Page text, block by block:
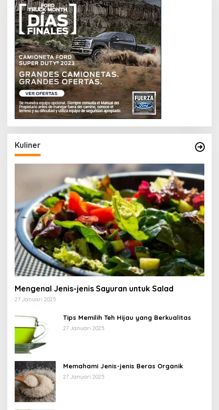
Kuliner
Mengenal Jenis-jenis Sayuran untuk Salad
27 Januari 2025
Tips Memilih Teh Hijau yang Berkualitas
27 Januari 2025
Memahami Jenis-jenis Beras Organik
27 Januari 2025